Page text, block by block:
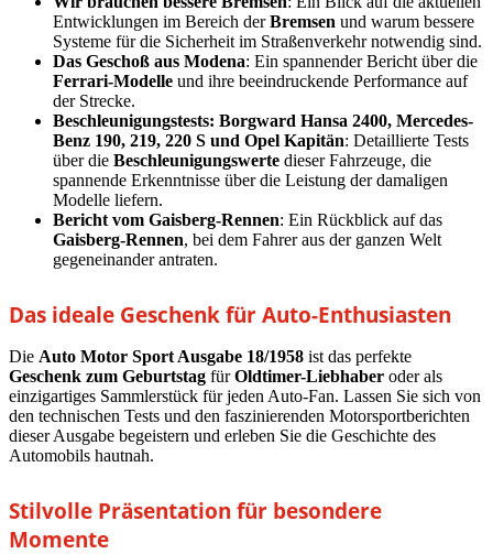
Entwicklungen im Bereich derBremsen und warum bessere
Systeme für die Sicherheit im Straßenverkehr notwendig sind.
Das Geschoß aus Modena: Ein spannender Bericht über die
Ferrari-Modelle und ihre beeindruckende Performance auf
der Strecke.
Beschleunigungstests: Borgward Hansa 2400, Mercedes-
Benz 190, 219, 220 S und Opel Kapitän: Detaillierte Tests
über die Beschleunigungswerte dieser Fahrzeuge, die
spannende Erkenntnisse über die Leistung der damaligen
Modelle liefern.
Bericht vom Gaisberg-Rennen: Ein Rückblick auf das
Gaisberg-Rennen, bei dem Fahrer aus der ganzen Welt
gegeneinander antraten.
Das ideale Geschenk für Auto-Enthusiasten
Die Auto Motor Sport Ausgabe 18/1958 ist das perfekte
Geschenk zum Geburtstag fürOldtimer-Liebhaber oder als
einzigartiges Sammlerstück für jeden Auto-Fan. Lassen Sie sich von
den technischen Tests und den faszinierenden Motorsportberichten
dieser Ausgabe begeistern und erleben Sie die Geschichte des
Automobils hautnah.
Stilvolle Präsentation für besondere
Momente